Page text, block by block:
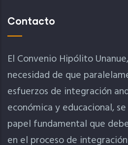
Contacto
El Convenio Hipólito
necesidad de que
esfuerzos de integración
económica y educacional,
papel fundamental que
en el proceso de